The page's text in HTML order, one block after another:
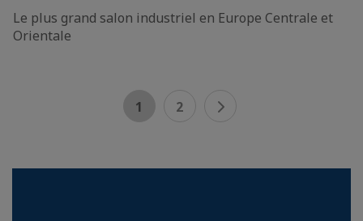
Le plus grand salon industriel en Europe Centrale et
Orientale
1 2